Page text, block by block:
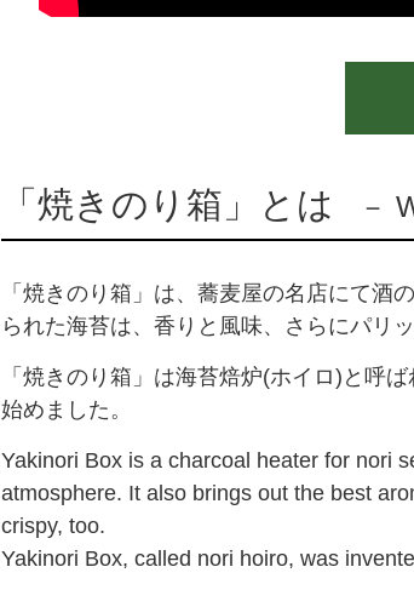
「焼きのり箱」とは －
「焼きのり箱」は、蕎麦屋の名店にて酒
られた海苔は、香りと風味、さらにパリ
「焼きのり箱」は海苔焙炉(ホイロ)と呼
始めました。
Yakinori Box is a charcoal heater for nori
atmosphere. It also brings out the best
crispy, too.
Yakinori Box, called nori hoiro, was